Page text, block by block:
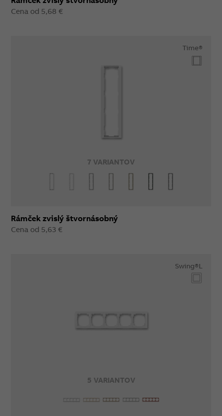
Cena od 5,68 €
7 VARIANTOV
Time®
Rámček zvislý štvornásobný
Cena od 5,63 €
5 VARIANTOV
Swing®L